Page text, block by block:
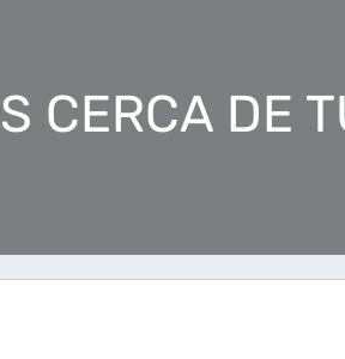
CERCA DE